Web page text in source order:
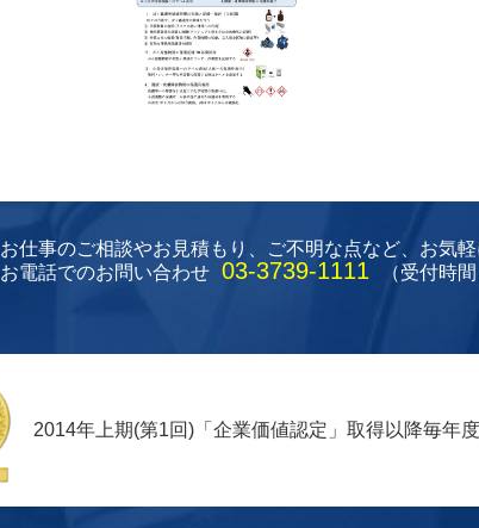
お仕事のご相談やお見積もり、 ご不明な点など、 お気
お電話でのお問い合わせ 03-3739-1111 （受付時
2014年上期(第1回)「企業価値認定」取得以降毎年